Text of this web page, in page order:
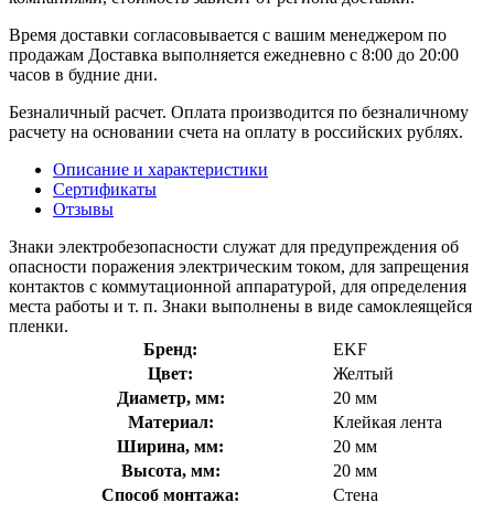
Время доставки согласовывается с вашим менеджером по
продажам Доставка выполняется ежедневно с 8:00 до 20:00
часов в будние дни.
Безналичный расчет. Оплата производится по безналичному
расчету на основании счета на оплату в российских рублях.
Описание и характеристики
Сертификаты
Отзывы
Знаки электробезопасности служат для предупреждения об
опасности поражения электрическим током, для запрещения
контактов с коммутационной аппаратурой, для определения
места работы и т. п. Знаки выполнены в виде самоклеящейся
пленки.
Бренд:
EKF
Цвет:
Желтый
Диаметр, мм:
20 мм
Материал:
Клейкая лента
Ширина, мм:
20 мм
Высота, мм:
20 мм
Способ монтажа:
Стена